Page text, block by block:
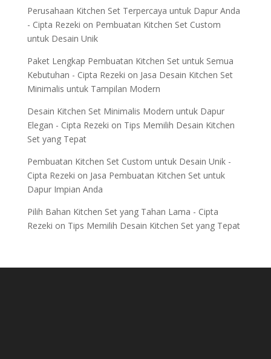
Perusahaan Kitchen Set Terpercaya untuk Dapur Anda
- Cipta Rezeki on Pembuatan Kitchen Set Custom
untuk Desain Unik
Paket Lengkap Pembuatan Kitchen Set untuk Semua
Kebutuhan - Cipta Rezeki on Jasa Desain Kitchen Set
Minimalis untuk Tampilan Modern
Desain Kitchen Set Minimalis Modern untuk Dapur
Elegan - Cipta Rezeki on Tips Memilih Desain Kitchen
Set yang Tepat
Pembuatan Kitchen Set Custom untuk Desain Unik -
Cipta Rezeki on Jasa Pembuatan Kitchen Set untuk
Dapur Impian Anda
Pilih Bahan Kitchen Set yang Tahan Lama - Cipta
Rezeki on Tips Memilih Desain Kitchen Set yang Tepat